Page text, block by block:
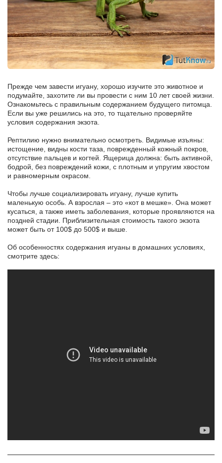
Прежде чем завести игуану, хорошо изучите это животное и
подумайте, захотите ли вы провести с ним 10 лет своей жизни.
Ознакомьтесь с правильным содержанием будущего питомца.
Если вы уже решились на это, то тщательно проверяйте
условия содержания экзота.
Рептилию нужно внимательно осмотреть. Видимые изъяны:
истощение, видны кости таза, поврежденный кожный покров,
отсутствие пальцев и когтей. Ящерица должна: быть активной,
бодрой, без повреждений кожи, с плотным и упругим хвостом
и равномерным окрасом.
Чтобы лучше социализировать игуану, лучше купить
маленькую особь. А взрослая – это «кот в мешке». Она может
кусаться, а также иметь заболевания, которые проявляются на
поздней стадии. Приблизительная стоимость такого экзота
может быть от 100$ до 500$ и выше.
Об особенностях содержания игуаны в домашних условиях,
смотрите здесь: